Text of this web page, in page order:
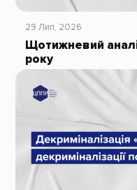
29 Лип, 2026
Щотижневий
року